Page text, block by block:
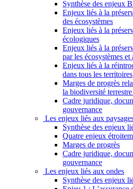
Synthèse des enjeux
Enjeux liés à la
des écosystèmes
Enjeux liés à la
écologiques
Enjeux liés à la
par les écosystèmes
Enjeux liés à la
dans tous les territoires
Marges de progrès
la biodiversité
Cadre juridique,
gouvernance
Les enjeux liés aux
Synthèse des enjeux
Quatre enjeux
Marges de progrès
Cadre juridique,
gouvernance
Les enjeux liés aux ondes
Synthèse des enjeux